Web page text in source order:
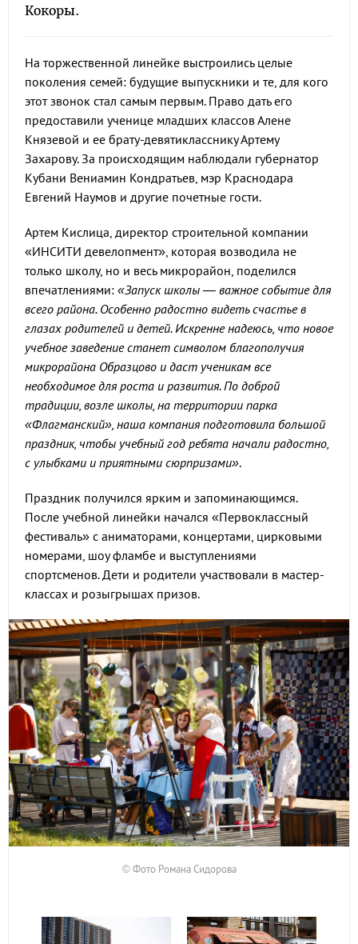
Кокоры.
На торжественной линейке выстроились целые
поколения семей: будущие выпускники и те, для кого
этот звонок стал самым первым. Право дать его
предоставили ученице младших классов Алене
Князевой и ее брату-девятикласснику Артему
Захарову. За происходящим наблюдали губернатор
Кубани Вениамин Кондратьев, мэр Краснодара
Евгений Наумов и другие почетные гости.
Артем Кислица, директор строительной компании
«ИНСИТИ девелопмент», которая возводила не
только школу, но и весь микрорайон, поделился
впечатлениями: «Запуск школы — важное событие для
всего района. Особенно радостно видеть счастье в
глазах родителей и детей. Искренне надеюсь, что новое
учебное заведение станет символом благополучия
микрорайона Образцово и даст ученикам все
необходимое для роста и развития. По доброй
традиции, возле школы, на территории парка
«Флагманский», наша компания подготовила большой
праздник, чтобы учебный год ребята начали радостно,
с улыбками и приятными сюрпризами».
Праздник получился ярким и запоминающимся.
После учебной линейки начался «Первоклассный
фестиваль» с аниматорами, концертами, цирковыми
номерами, шоу фламбе и выступлениями
спортсменов. Дети и родители участвовали в мастер-
классах и розыгрышах призов.
© Фото Романа Сидорова